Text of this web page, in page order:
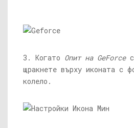
3. Когато Опит на GeForce
щракнете върху иконата с
колело.